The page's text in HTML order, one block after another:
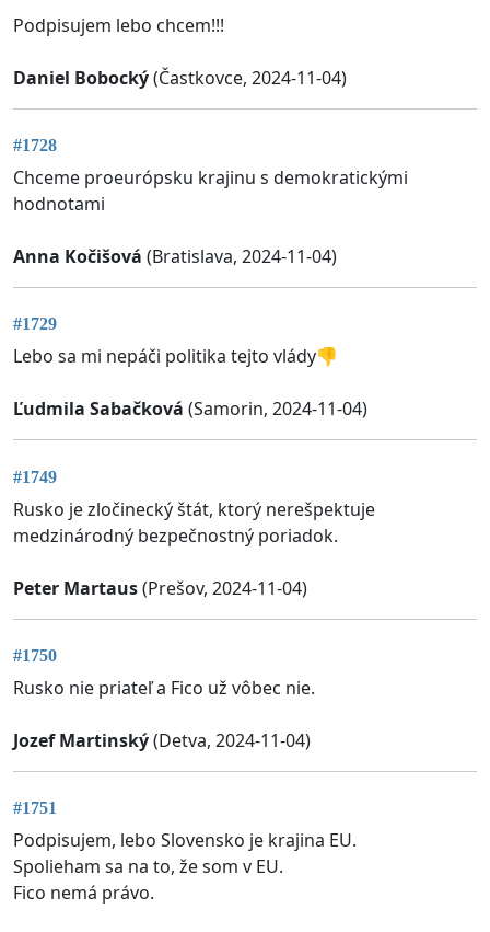
Podpisujem lebo chcem!!!
Daniel Bobocký(Častkovce, 2024-11-04)
#1728
Chceme proeurópsku krajinu s demokratickými
hodnotami
Anna Kočišová (Bratislava, 2024-11-04)
#1729
Lebo sa mi nepáči politika tejto vlády👎
Ľudmila Sabačková (Samorin, 2024-11-04)
#1749
Rusko je zločinecký štát, ktorý nerešpektuje
medzinárodný bezpečnostný poriadok.
Peter Martaus(Prešov, 2024-11-04)
#1750
Rusko nie priateľ a Fico už vôbec nie.
Jozef Martinský(Detva, 2024-11-04)
#1751
Podpisujem, lebo Slovensko je krajina EU.
Spolieham sa na to, že som v EU.
Fico nemá právo.